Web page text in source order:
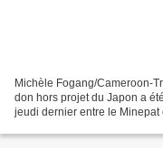
Michèle Fogang/Cameroon-
don hors projet du Japon a
jeudi dernier entre le Minepat